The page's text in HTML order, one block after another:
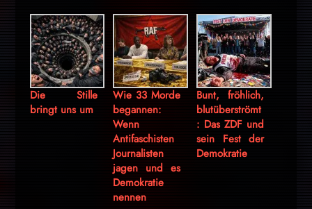
Die Stille
bringt uns um
Wie 33 Morde
begannen:
Wenn
Antifaschisten
Journalisten
jagen und es
Demokratie
nennen
Bunt, fröhlich,
blutüberströmt
: Das ZDF und
sein Fest der
Demokratie